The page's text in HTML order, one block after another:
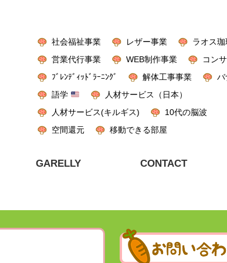
社会福祉事業 レザー事業
ラオス珈
営業代行事業
WEB制作事業
コン
ﾌﾞﾚﾝﾃﾞｨｯﾄﾞﾗｰﾆﾝｸﾞ
解体工事事業
バ
語学
人材サービス（日本）
人材サービス(キルギス)
10代の脳波
空間還元
移動できる部屋
GARELLY CONTACT